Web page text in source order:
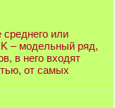
или
K – модельный ряд,
в него входят
от самых